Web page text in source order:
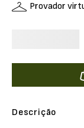
Provador
Descrição